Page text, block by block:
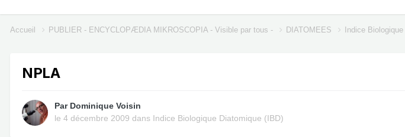
Accueil PUBLIER - ENCYCLOPÆDIA MIKROSCOPIA - Visible par tous - DIATOMEES Indice
NPLA
Par Dominique Voisin
le 4 décembre 2009 dans Indice Biologique Diatomique (IBD)